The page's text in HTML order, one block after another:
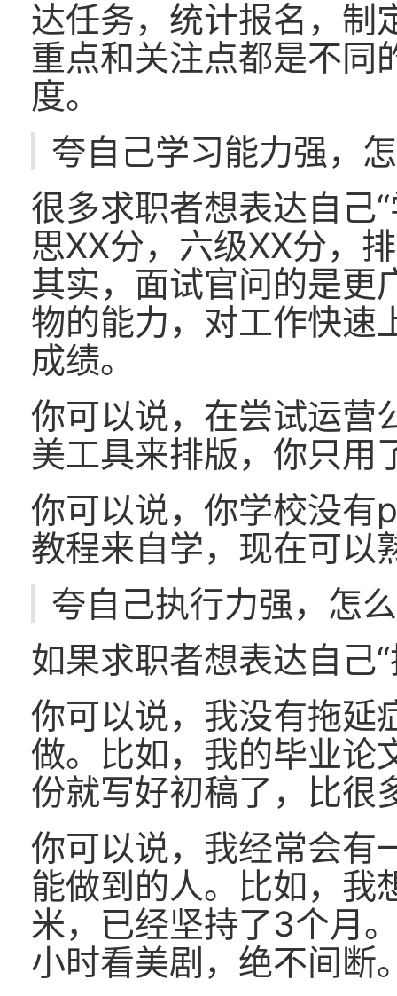
达任务，统计报名，制
重点和关注点都是不同
度。
夸自己学习能力强，
很多求职者想表达自己
思XX分，六级XX分，
其实，面试官问的是更
物的能力，对工作快速
成绩。
你可以说，在尝试运营
美工具来排版，你只用
你可以说，你学校没
教程来自学，现在可以
夸自己执行力强，怎
如果求职者想表达自己
你可以说，我没有拖延
做。比如，我的毕业论
份就写好初稿了，比很
你可以说，我经常会有
能做到的人。比如，我
米，已经坚持了3个月
小时看美剧，绝不间断